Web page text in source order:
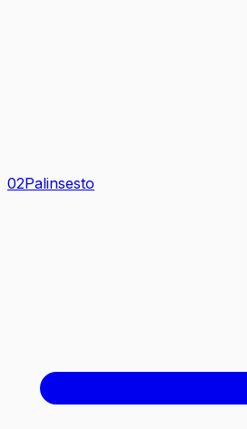
02Palinsesto